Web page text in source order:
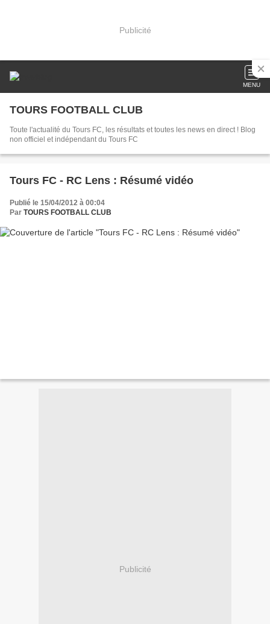
Publicité
MENU
TOURS FOOTBALL CLUB
Toute l'actualité du Tours FC, les résultats et toutes les news en direct ! Blog
non officiel et indépendant du Tours FC
Tours FC - RC Lens : Résumé vidéo
Publié le 15/04/2012 à 00:04
Par TOURS FOOTBALL CLUB
Publicité